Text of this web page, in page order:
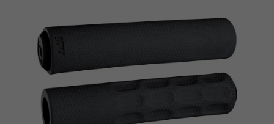
Odżywki
Nowości
Superoferta